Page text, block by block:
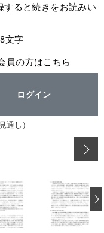
すると続きをお読みい
文字
員の方はこちら
ログイン
通し）